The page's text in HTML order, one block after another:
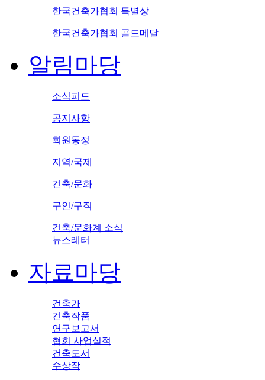
한국건축가협회 특별상
한국건축가협회 골드메달
알림마당
소식피드
공지사항
회원동정
지역/국제
건축/문화
구인/구직
건축/문화계 소식
뉴스레터
자료마당
건축가
건축작품
연구보고서
협회 사업실적
건축도서
수상작